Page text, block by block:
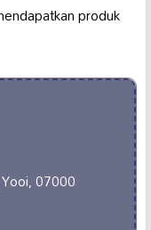
produk
07000